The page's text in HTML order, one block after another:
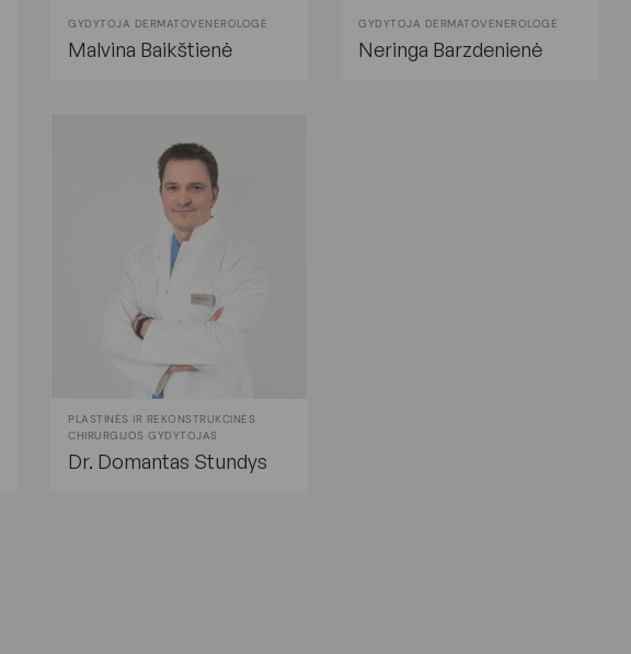
GYDYTOJA DERMATOVENEROLOGĖ
Malvina Baikštienė
GYDYTOJA DERMATOVENEROLOGĖ
Neringa Barzdenienė
PLASTINĖS IR REKONSTRUKCINĖS
CHIRURGIJOS GYDYTOJAS
Dr. Domantas Stundys